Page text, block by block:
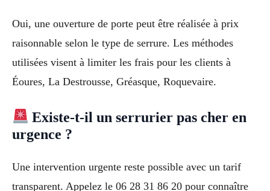
Oui, une ouverture de porte peut être réalisée à prix
raisonnable selon le type de serrure. Les méthodes
utilisées visent à limiter les frais pour les clients à
Éoures, La Destrousse, Gréasque, Roquevaire.
Existe-t-il un serrurier pas cher en
urgence ?
Une intervention urgente reste possible avec un tarif
transparent. Appelez le 06 28 31 86 20 pour connaître